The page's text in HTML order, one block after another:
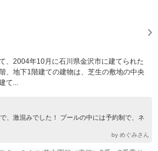
、2004年10月に石川県金沢市に建てられた
、地下1階建ての建物は、芝生の敷地の中央
て...
、激混みでした！ プールの中には予約制で、ネ
by めぐみさん